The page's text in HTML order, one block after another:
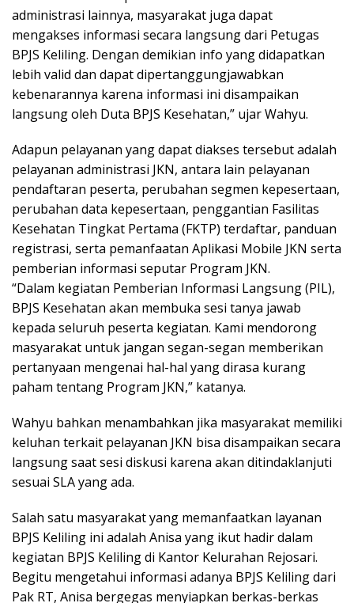
administrasi lainnya, masyarakat juga dapat
mengakses informasi secara langsung dari Petugas
BPJS Keliling. Dengan demikian info yang didapatkan
lebih valid dan dapat dipertanggungjawabkan
kebenarannya karena informasi ini disampaikan
langsung oleh Duta BPJS Kesehatan,” ujar Wahyu.
Adapun pelayanan yang dapat diakses tersebut adalah
pelayanan administrasi JKN, antara lain pelayanan
pendaftaran peserta, perubahan segmen kepesertaan,
perubahan data kepesertaan, penggantian Fasilitas
Kesehatan Tingkat Pertama (FKTP) terdaftar, panduan
registrasi, serta pemanfaatan Aplikasi Mobile JKN serta
pemberian informasi seputar Program JKN.
“Dalam kegiatan Pemberian Informasi Langsung (PIL),
BPJS Kesehatan akan membuka sesi tanya jawab
kepada seluruh peserta kegiatan. Kami mendorong
masyarakat untuk jangan segan-segan memberikan
pertanyaan mengenai hal-hal yang dirasa kurang
paham tentang Program JKN,” katanya.
Wahyu bahkan menambahkan jika masyarakat memiliki
keluhan terkait pelayanan JKN bisa disampaikan secara
langsung saat sesi diskusi karena akan ditindaklanjuti
sesuai SLA yang ada.
Salah satu masyarakat yang memanfaatkan layanan
BPJS Keliling ini adalah Anisa yang ikut hadir dalam
kegiatan BPJS Keliling di Kantor Kelurahan Rejosari.
Begitu mengetahui informasi adanya BPJS Keliling dari
Pak RT, Anisa bergegas menyiapkan berkas-berkas